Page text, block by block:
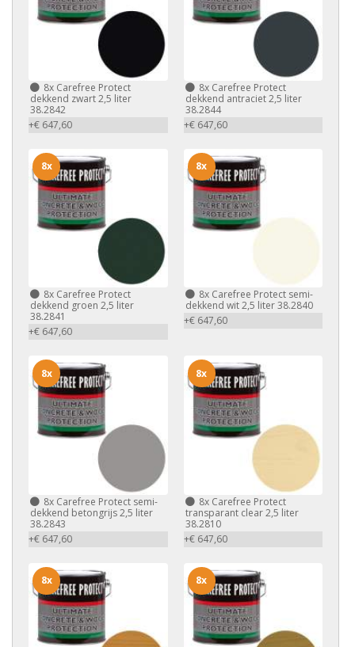
8x Carefree Protect
dekkend zwart 2,5 liter
38.2842
+€ 647,60
8xCarefree Protect
dekkend antraciet 2,5 liter
38.2844
+€ 647,60
8x Carefree Protect
dekkend groen 2,5 liter
38.2841
+€ 647,60
8x
8xCarefree Protect semi-
dekkend wit 2,5 liter 38.2840
+€ 647,60
8x
8x Carefree Protect semi-
dekkend betongrijs 2,5 liter
38.2843
+€ 647,60
8x
8xCarefree Protect
transparant clear 2,5 liter
38.2810
+€ 647,60
8x
8x 8x